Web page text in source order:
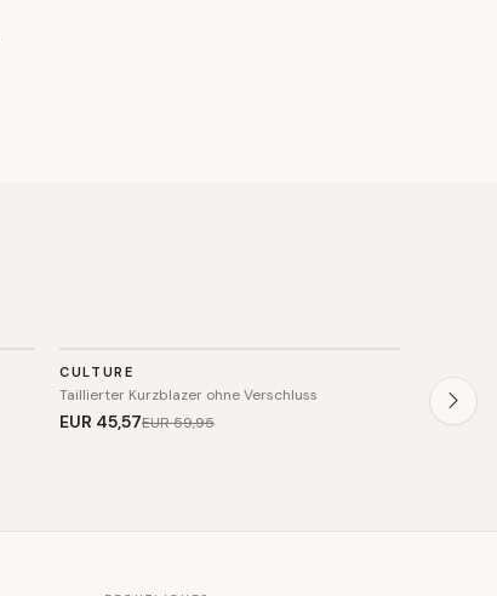
SALE
CULTURE
Taillierter Kurzblazer ohne Verschluss
EUR 45,57EUR 59,95
SALE
EUR 215